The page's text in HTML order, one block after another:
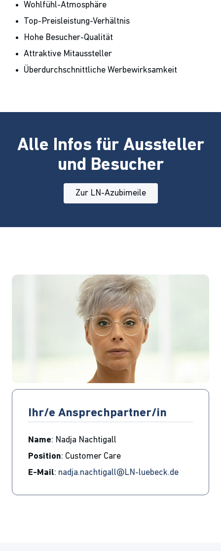
Wohlfühl-Atmosphäre
Top-Preisleistung-Verhältnis
Hohe Besucher-Qualität
Attraktive Mitaussteller
Überdurchschnittliche Werbewirksamkeit
Alle Infos für Aussteller
und Besucher
Zur LN-Azubimeile
Ihr/e Ansprechpartner/in
Name: Nadja Nachtigall
Position: Customer Care
E-Mail: nadja.nachtigall@LN-luebeck.de